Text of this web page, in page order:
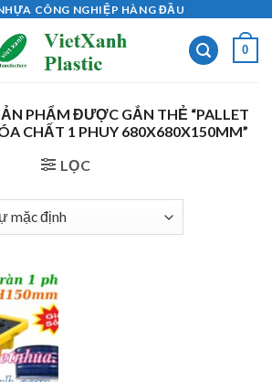
CÔNG NGHIỆP HÀNG ĐẦU
0
PHẨM ĐƯỢC GẮN THẺ “PALLET
CHẤT 1 PHUY 680X680X150MM”
LỌC